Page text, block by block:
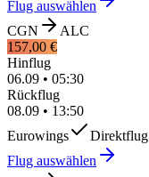
Flug auswählen
CGN
ALC
157,00 €
Hinflug
06.09 • 05:30
Rückflug
08.09 • 13:50
Eurowings
Direktflug
Flug auswählen